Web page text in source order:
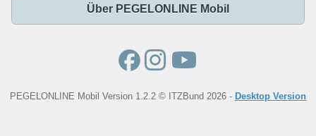
Über PEGELONLINE Mobil
PEGELONLINE Mobil Version 1.2.2 © ITZBund 2026 - Desktop Version